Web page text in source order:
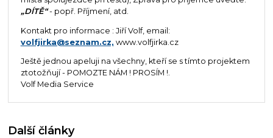
„DÍTĚ“- popř. Příjmení, atd.
Kontakt pro informace : Jiří Volf, email:
volfjirka@seznam.cz, www.volfjirka.cz
Ještě jednou apeluji na všechny, kteří se s tímto projektem
ztotožňují - POMOZTE NÁM ! PROSÍM !.
Volf Media Service
Další články